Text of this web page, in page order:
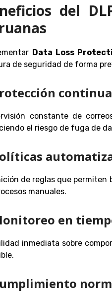
del
Data Loss
de seguridad de forma
constante de
el riesgo de fuga de
de reglas que permiten
manuales.
en
inmediata sobre